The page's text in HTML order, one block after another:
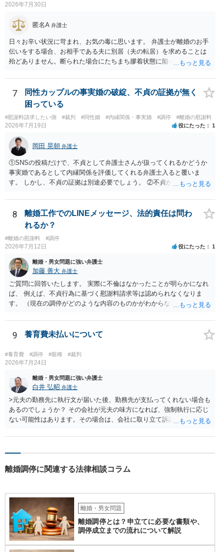
2026年7月30日
匿名A 弁護士
日々お辛い状況に苛まれ、お気の毒に思います。 弁護士が離婚のお手
伝いをする場合、お相手である夫に別居（夫の転居）を求めることは
殆どありません。断られた場合にたちまち膠着状態に陥ってしまうの
高いためです。 実務的には、ご相談者さまが転居する形で離婚協議等
を進める選択を採らざるを得ないことが圧倒的多数です。
7
同性カップルの事実婚の破綻、不貞の証拠が無く
困っている
#慰謝料請求したい側 #裁判 #同性婚 #内縁関係・事実婚 #調停 #離婚の慰謝料
2026年7月19日 役にたった 1
岡田 晃朝 弁護士
①SNSの投稿だけで、不貞として弁護士さんが扱ってくれるかどうか
事実婚であるとして内縁関係を評価してくれる弁護士入ると覆いま
す。 しかし、不貞の証拠は別途必要でしょう。 ②不貞が認められない
消にあたるかどうか そこは協議の余地はあるかもしれませんが、離婚
の場合も相互に帰責性が無ければ（立証できなければ）、慰謝料など
は無いので、意味があるかでしょうね。
8
離婚工作でのLINEメッセージ、法的責任は問わ
れるか？
#離婚の慰謝料 #調停
2026年7月12日 役にたった 1
離婚・男女問題に強い弁護士
加藤 善大 弁護士
ご質問に回答いたします。 実際に不倫はなかったことが明らかになれ
ば、 例えば、不貞行為に基づく慰謝料請求等は認められなくなりま
す。 （現在の調停がどのような内容のものかがわからないため、即断
すので、 最終的に請求が認められるか否かが問題になるのは、裁判に
なってからではあります。） 問題は、不倫はなかったことと明らかに
できるかどうかです。 不倫をしたことを偽装した目的は、相手に離婚
に応じてもらうことにあったようですが、通常、相手に不倫が明らか
になることは、離婚することに障害になる事由です。 （仮に夫婦が別
そうすると、離婚するために不倫を偽装することは、通常はしないこ
とですから、 それを、偽装だったと認めてもらうためには、 客観的な
証拠を含めて、しっかりと説明する必要があると思われます。 ご質問
に対する回答は以上ですが、可能であれば、ご依頼になるかは別にし
て、お近くの弁護士に直接相談されて、今後の対応についてアドバイ
9 養育費未払いについて
#養育費 #調停 #親権 #裁判
2026年7月24日
離婚・男女問題に強い弁護士
白井 弘昭 弁護士
>元夫の勤務先に執行文が届いた後、勤務先が支払ってくれない場合も
あるのでしょうか？ その会社が元夫の味方になれば、強制執行に応じ
ない可能性はあります。その場合は、会社に取り立て訴訟を行うこと
押さえ、元夫名義の車の差し押さえ競売などを検討します。 ＞何もで
す。 ＞他の弁護士さんに再度依頼できるのでしょうか？ できます。た
離婚調停に関連する法律相談コラム
離婚・男女問題
離婚調停とは？申立てに必要な書類や、
調停成立までの流れについて解説